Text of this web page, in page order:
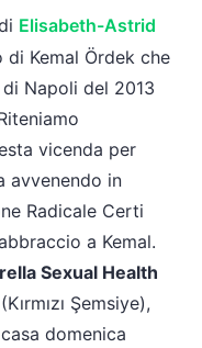
Elisabeth-Astrid
Kemal Ördek che
Napoli del 2013
vicenda per
avvenendo in
Radicale Certi
a Kemal.
Sexual Health
(Kırmızı Şemsiye),
domenica